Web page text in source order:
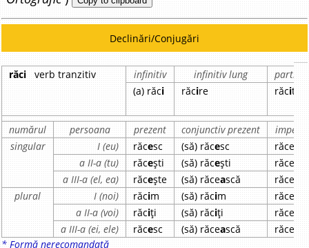
Declinări/Conjugări
răci verb tranzitiv infinitiv infinitiv lung
(a) răci răcire răcit
numărul persoana prezent conjunctiv prezent
singular
I (eu) răcesc (să) răcesc răce
a II-a (tu)
răcești (să) răcești răce
a III-a (el, ea)
răcește (să) răcească răce
plural
I (noi) răcim (să) răcim răce
a II-a (voi)
răciți (să) răciți răce
a III-a (ei, ele)
răcesc (să) răcească răce
* Formă nerecomandată